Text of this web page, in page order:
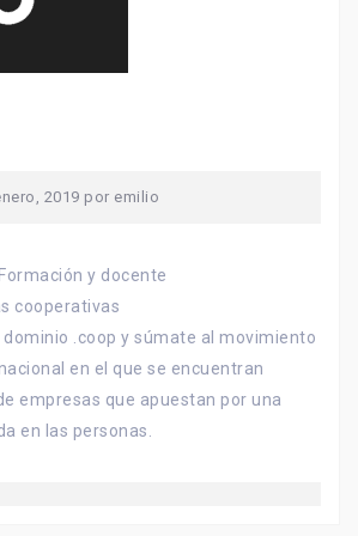
2019 por emilio
y docente
cooperativas
.coop y súmate al movimiento
en el que se encuentran
empresas que apuestan por una
en las personas.